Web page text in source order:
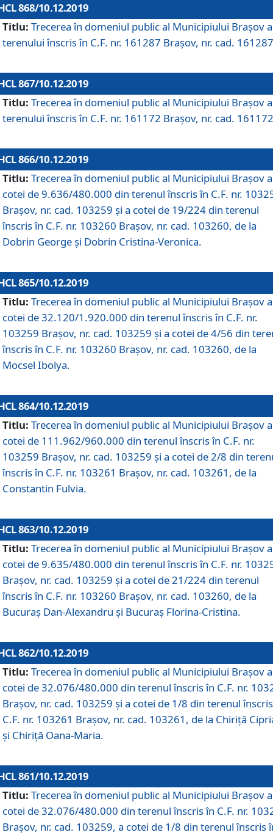
868/10.12.2019
Titlu: Trecerea în domeniul public al Municipiului Braşov a
terenului înscris în C.F. nr. 161287 Brașov, nr. cad.
867/10.12.2019
Titlu: Trecerea în domeniul public al Municipiului Braşov a
terenului înscris în C.F. nr. 161172 Brașov, nr. cad.
866/10.12.2019
Titlu: Trecerea în domeniul public al Municipiului Braşov a
cotei de 9.636/480.000 din terenul înscris în C.F. nr.
Brașov, nr. cad. 103259 și a cotei de 19/224 din terenul
înscris în C.F. nr. 103260 Brașov, nr. cad. 103260, de la
Dobrin George și Dobrin Cristina-Veronica.
865/10.12.2019
Titlu: Trecerea în domeniul public al Municipiului Braşov a
cotei de 32.120/1.920.000 din terenul înscris în C.F. nr.
103259 Brașov, nr. cad. 103259 și a cotei de 4/56 din
înscris în C.F. nr. 103260 Brașov, nr. cad. 103260, de la
Mocsel Ibolya.
864/10.12.2019
Titlu: Trecerea în domeniul public al Municipiului Braşov a
cotei de 111.962/960.000 din terenul înscris în C.F. nr.
103259 Brașov, nr. cad. 103259 și a cotei de 2/8 din
înscris în C.F. nr. 103261 Brașov, nr. cad. 103261, de la
Constantin Fulvia.
863/10.12.2019
Titlu: Trecerea în domeniul public al Municipiului Braşov a
cotei de 9.635/480.000 din terenul înscris în C.F. nr.
Brașov, nr. cad. 103259 și a cotei de 21/224 din terenul
înscris în C.F. nr. 103260 Brașov, nr. cad. 103260, de la
Bucuraș Dan-Alexandru și Bucuraș Florina-Cristina.
862/10.12.2019
Titlu: Trecerea în domeniul public al Municipiului Braşov a
cotei de 32.076/480.000 din terenul înscris în C.F. nr.
Brașov, nr. cad. 103259 și a cotei de 1/8 din terenul
C.F. nr. 103261 Brașov, nr. cad. 103261, de la Chiriță
și Chiriță Oana-Maria.
861/10.12.2019
Titlu: Trecerea în domeniul public al Municipiului Braşov a
cotei de 32.076/480.000 din terenul înscris în C.F. nr.
Brașov, nr. cad. 103259, a cotei de 1/8 din terenul înscris